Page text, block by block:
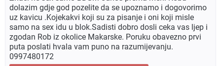
dolazim gdje god pozelite da se upoznamo i dogovorimo
uz kavicu .Kojekakvi koji su za pisanje i oni koji misle
samo na sex idu u blok.Sadisti dobro dosli ceka vas ljep i
zgodan Rob iz okolice Makarske. Poruku obavezno prvi
puta poslati hvala vam puno na razumijevanju.
0997480172